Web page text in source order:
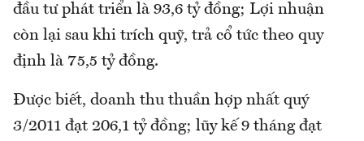
đầu tư phát triển là 93,6 tỷ đồng; Lợi nhuận
còn lại sau khi trích quỹ, trả cổ tức theo quy
định là 75,5 tỷ đồng.
Được biết, doanh thu thuần hợp nhất quý
3/2011 đạt 206,1 tỷ đồng; lũy kế 9 tháng đạt